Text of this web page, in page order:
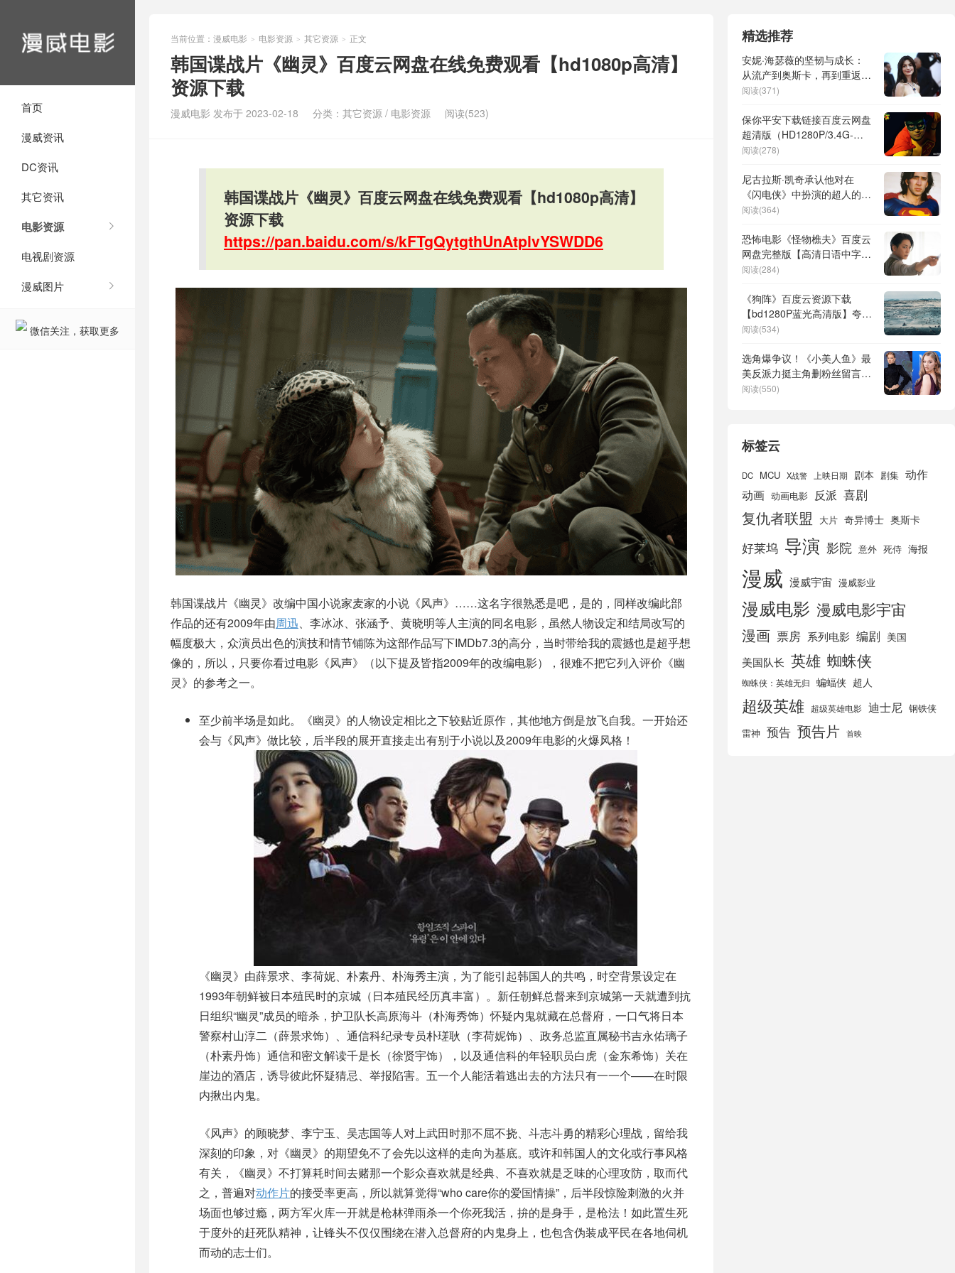
首页
漫威资讯
DC资讯
其它资讯
电影资源
电视剧资源
漫威图片
微信关注，获取更多
当前位置： 漫威电影 > 电影资源 > 其它资源 > 正文
韩国谍战片《幽灵》百度云网盘在线免费观看【hd1080p高清】
资源下载
漫威电影 发布于 2023-02-18 分类： 其它资源 / 电影资源 阅读(523)
韩国谍战片《幽灵》百度云网盘在线免费观看【hd1080p高清】
资源下载
https://pan.baidu.com/s/kFTgQytgthUnAtplvYSWDD6
韩国谍战片《幽灵》改编中国小说家麦家的小说《风声》……这名字很熟悉是吧，是的，同样改编此部
作品的还有2009年由周迅、李冰冰、张涵予、黄晓明等人主演的同名电影，虽然人物设定和结局改写的
幅度极大，众演员出色的演技和情节铺陈为这部作品写下IMDb7.3的高分，当时带给我的震撼也是超乎想
像的，所以，只要你看过电影《风声》（以下提及皆指2009年的改编电影），很难不把它列入评价《幽
灵》的参考之一。
至少前半场是如此。《幽灵》的人物设定相比之下较贴近原作，其他地方倒是放飞自我。一开始还
会与《风声》做比较，后半段的展开直接走出有别于小说以及2009年电影的火爆风格！
《幽灵》由薛景求、李荷妮、朴素丹、朴海秀主演，为了能引起韩国人的共鸣，时空背景设定在
1993年朝鲜被日本殖民时的京城（日本殖民经历真丰富）。新任朝鲜总督来到京城第一天就遭到抗
日组织“幽灵”成员的暗杀，护卫队长高原海斗（朴海秀饰）怀疑内鬼就藏在总督府，一口气将日本
警察村山淳二（薛景求饰）、通信科纪录专员朴瑳耿（李荷妮饰）、政务总监直属秘书吉永佑璃子
（朴素丹饰）通信和密文解读千是长（徐贤宇饰），以及通信科的年轻职员白虎（金东希饰）关在
崖边的酒店，诱导彼此怀疑猜忌、举报陷害。五一个人能活着逃出去的方法只有一一个——在时限
内揪出内鬼。
《风声》的顾晓梦、李宁玉、吴志国等人对上武田时那不屈不挠、斗志斗勇的精彩心理战，留给我
深刻的印象，对《幽灵》的期望免不了会先以这样的走向为基底。或许和韩国人的文化或行事风格
有关，《幽灵》不打算耗时间去赌那一个影众喜欢就是经典、不喜欢就是乏味的心理攻防，取而代
之，普遍对动作片的接受率更高，所以就算觉得“who care你的爱国情操”，后半段惊险刺激的火并
场面也够过瘾，两方军火库一开就是枪林弹雨杀一个你死我活，拚的是身手，是枪法！如此置生死
于度外的赶死队精神，让锋头不仅仅围绕在潜入总督府的内鬼身上，也包含伪装成平民在各地伺机
而动的志士们。
精选推荐
安妮·海瑟薇的坚韧与成长：
从流产到奥斯卡，再到重返巅
峰
阅读(371)
保你平安下载链接百度云网盘
超清版（HD1280P/3.4G-
MP4高清原声版）
阅读(278)
尼古拉斯·凯奇承认他对在
《闪电侠》中扮演的超人的
CGI外观感到困惑：“对我来
阅读(364)
恐怖电影《怪物樵夫》百度云
网盘完整版【高清日语中字】
迅雷在线看阿里云盘
阅读(284)
《狗阵》百度云资源下载
【bd1280P蓝光高清版】夸克
网盘
阅读(534)
选角爆争议！《小美人鱼》最
美反派力挺主角删粉丝留言＋
封锁
阅读(550)
标签云
DC MCU X战警 上映日期 剧本 剧集 动作
动画 动画电影 反派 喜剧
复仇者联盟 大片 奇异博士 奥斯卡
好莱坞 导演 影院 意外 死侍 海报
漫威 漫威宇宙 漫威影业
漫威电影 漫威电影宇宙
漫画 票房 系列电影 编剧 美国
美国队长 英雄 蜘蛛侠
蜘蛛侠：英雄无归 蝙蝠侠 超人
超级英雄 超级英雄电影 迪士尼 钢铁侠
雷神 预告 预告片 首映